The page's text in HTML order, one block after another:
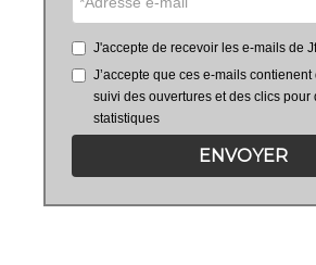
J'accepte de recevoir les e-mails de
J’accepte que ces e-mails
suivi des ouvertures et des clics pour
statistiques
ENVOYER